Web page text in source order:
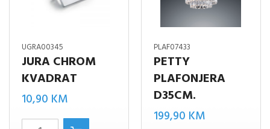
UGRA00345
JURA CHROM
KVADRAT
10,90 KM
PLAF07433
PETTY
PLAFONJERA
D35CM.
199,90 KM